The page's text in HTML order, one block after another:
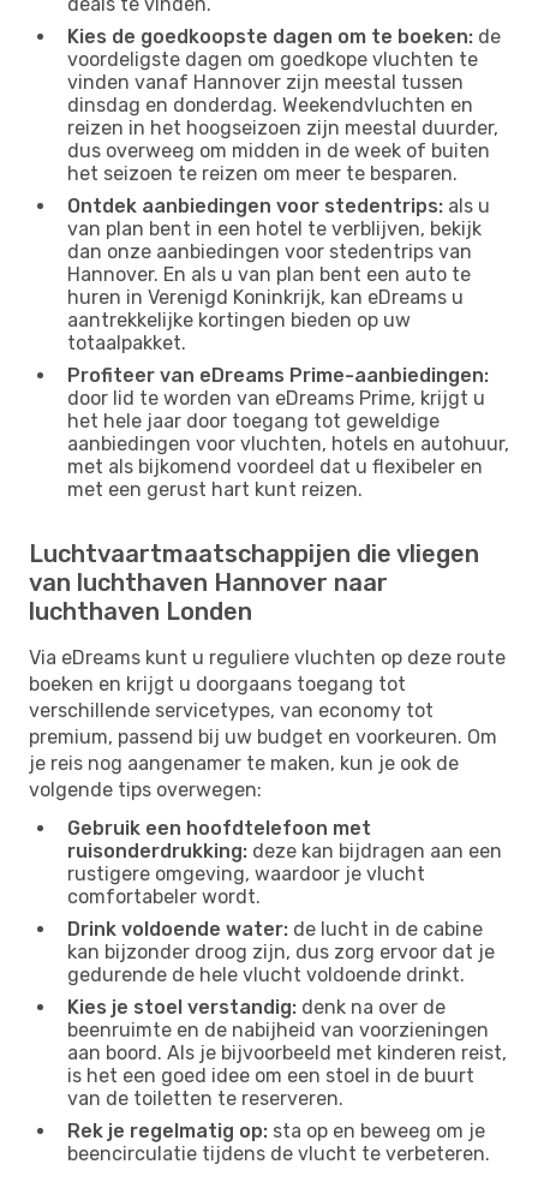
Kies de goedkoopste dagen om te boeken: de
voordeligste dagen om goedkope vluchten te
vinden vanaf Hannover zijn meestal tussen
dinsdag en donderdag. Weekendvluchten en
reizen in het hoogseizoen zijn meestal duurder,
dus overweeg om midden in de week of buiten
het seizoen te reizen om meer te besparen.
Ontdek aanbiedingen voor stedentrips: als u
van plan bent in een hotel te verblijven, bekijk
dan onze aanbiedingen voor stedentrips van
Hannover. En als u van plan bent een auto te
huren in Verenigd Koninkrijk, kan eDreams u
aantrekkelijke kortingen bieden op uw
totaalpakket.
Profiteer van eDreams Prime-aanbiedingen:
door lid te worden van eDreams Prime, krijgt u
het hele jaar door toegang tot geweldige
aanbiedingen voor vluchten, hotels en autohuur,
met als bijkomend voordeel dat u flexibeler en
met een gerust hart kunt reizen.
Luchtvaartmaatschappijen die vliegen
van luchthaven Hannover naar
luchthaven Londen
Via eDreams kunt u reguliere vluchten op deze route
boeken en krijgt u doorgaans toegang tot
verschillende servicetypes, van economy tot
premium, passend bij uw budget en voorkeuren. Om
je reis nog aangenamer te maken, kun je ook de
volgende tips overwegen:
Gebruik een hoofdtelefoon met
ruisonderdrukking: deze kan bijdragen aan een
rustigere omgeving, waardoor je vlucht
comfortabeler wordt.
Drink voldoende water: de lucht in de cabine
kan bijzonder droog zijn, dus zorg ervoor dat je
gedurende de hele vlucht voldoende drinkt.
Kies je stoel verstandig: denk na over de
beenruimte en de nabijheid van voorzieningen
aan boord. Als je bijvoorbeeld met kinderen reist,
is het een goed idee om een ​​stoel in de buurt
van de toiletten te reserveren.
Rek je regelmatig op: sta op en beweeg om je
beencirculatie tijdens de vlucht te verbeteren.